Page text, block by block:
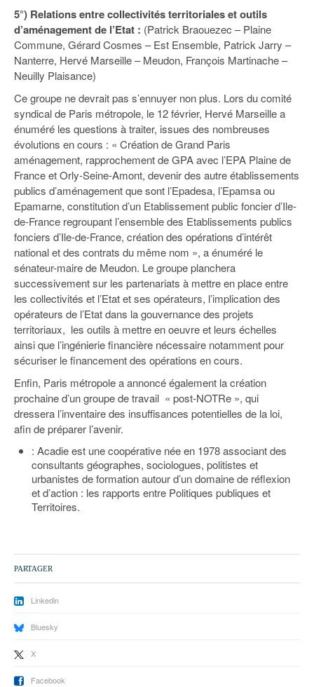
5°) Relations entre collectivités territoriales et outils
d’aménagement de l’Etat : (Patrick Braouezec – Plaine
Commune, Gérard Cosmes – Est Ensemble, Patrick Jarry –
Nanterre, Hervé Marseille – Meudon, François Martinache –
Neuilly Plaisance)
Ce groupe ne devrait pas s’ennuyer non plus. Lors du comité
syndical de Paris métropole, le 12 février, Hervé Marseille a
énuméré les questions à traiter, issues des nombreuses
évolutions en cours : « Création de Grand Paris
aménagement, rapprochement de GPA avec l’EPA Plaine de
France et Orly-Seine-Amont, devenir des autre établissements
publics d’aménagement que sont l’Epadesa, l’Epamsa ou
Epamarne, constitution d’un Etablissement public foncier d’Ile-
de-France regroupant l’ensemble des Etablissements publics
fonciers d’Ile-de-France, création des opérations d’intérêt
national et des contrats du même nom », a énuméré le
sénateur-maire de Meudon. Le groupe planchera
successivement sur les partenariats à mettre en place entre
les collectivités et l’Etat et ses opérateurs, l’implication des
opérateurs de l’Etat dans la gouvernance des projets
territoriaux, les outils à mettre en oeuvre et leurs échelles
ainsi que l’ingénierie financière nécessaire notamment pour
sécuriser le financement des opérations en cours.
Enfin, Paris métropole a annoncé également la création
prochaine d’un groupe de travail « post-NOTRe », qui
dressera l’inventaire des insuffisances potentielles de la loi,
afin de préparer l’avenir.
: Acadie est une coopérative née en 1978 associant des
consultants géographes, sociologues, politistes et
urbanistes de formation autour d’un domaine de réflexion
et d’action : les rapports entre Politiques publiques et
Territoires.
PARTAGER
Linkedin
Bluesky
X
Facebook